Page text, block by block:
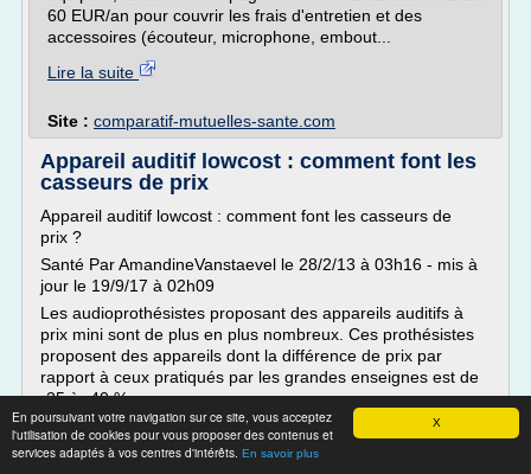
X
En poursuivant votre navigation sur ce site, vous acceptez
l'utilisation de cookies pour vous proposer des contenus et
services adaptés à vos centres d'intérêts. En savoir plus
60 EUR/an pour couvrir les frais d'entretien et des
accessoires (écouteur, microphone, embout...
Lire la suite
Site : comparatif-mutuelles-sante.com
Appareil auditif lowcost : comment font les
casseurs de prix
Appareil auditif lowcost : comment font les casseurs de
prix ?
Santé Par AmandineVanstaevel le 28/2/13 à 03h16 - mis à
jour le 19/9/17 à 02h09
Les audioprothésistes proposant des appareils auditifs à
prix mini sont de plus en plus nombreux. Ces prothésistes
proposent des appareils dont la différence de prix par
rapport à ceux pratiqués par les grandes enseignes est de
-25 à -40 %...
Lire la suite